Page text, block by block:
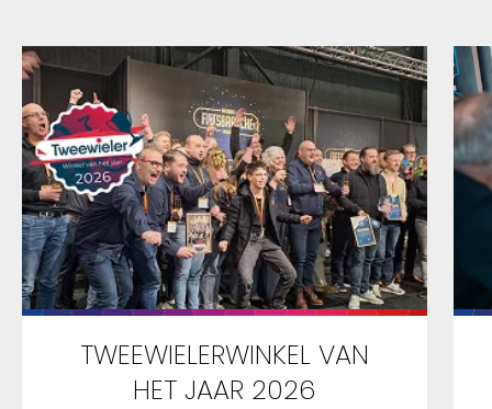
TWEEWIELERWINKEL VAN
HET JAAR 2026